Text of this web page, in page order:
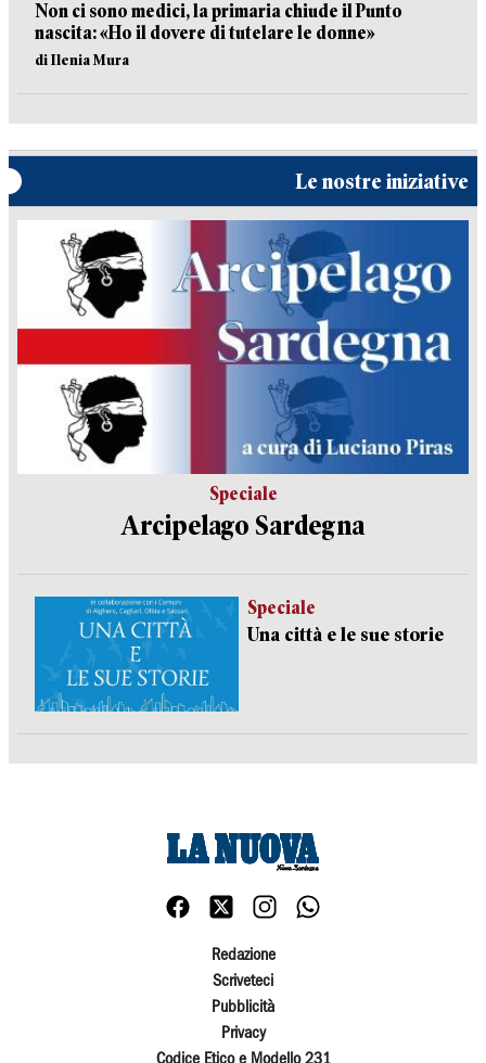
Non ci sono medici, la primaria chiude il Punto
nascita: «Ho il dovere di tutelare le donne»
di Ilenia Mura
Le nostre iniziative
Speciale
Arcipelago Sardegna
Speciale
Una città e le sue storie
Redazione
Scriveteci
Pubblicità
Privacy
Codice Etico e Modello 231